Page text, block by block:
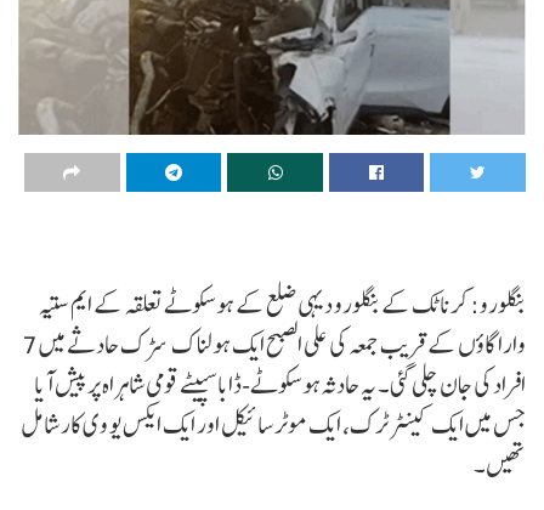
بنگلورو: کرناٹک کے بنگلورو دیہی ضلع کے ہوسکوٹے تعلقہ کے ایم ستیہ
وارا گاؤں کے قریب جمعہ کی علی الصبح ایک ہولناک سڑک حادثے میں 7
افراد کی جان چلی گئی۔ یہ حادثہ ہوسکوٹے-ڈاباسپیٹے قومی شاہراہ پر پیش آیا
جس میں ایک کینٹر ٹرک، ایک موٹر سائیکل اور ایک ایکس یو وی کار شامل
تھیں۔